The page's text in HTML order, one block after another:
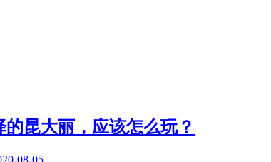
昆大丽，应该怎么玩？
08-05